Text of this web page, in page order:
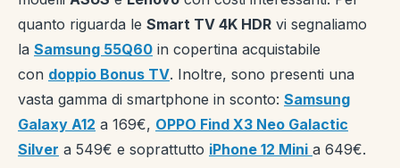
quanto riguarda le Smart TV 4K HDR vi segnaliamo
la Samsung 55Q60 in copertina acquistabile
con doppio Bonus TV. Inoltre, sono presenti una
vasta gamma di smartphone in sconto: Samsung
Galaxy A12 a 169€, OPPO Find X3 Neo Galactic
Silver a 549€ e soprattutto iPhone 12 Mini a 649€.